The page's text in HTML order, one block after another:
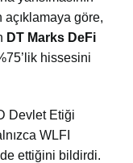
açıklamaya göre,
DT Marks DeFi
hissesini
Devlet Etiği
WLFI
ettiğini bildirdi.